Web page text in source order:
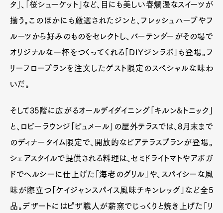
Pen international Pen tw
タ」、「桜シューケット」など、目にも美しい春爛漫なスイーツが
揃う。このほかにも厳選されたジンと、フレッシュハーブやフ
ルーツから好みのものをセレクトし、バーテンダーがその場で
オリジナルな一杯をつくってくれる「DIYジンラボ」も登場。フ
リーフロープランを注文したゲスト限定のスペシャルな味わ
いだ。
そして35階に広がるオールデイダイニング「キルン&トニック」
と、ロビーラウンジ「ビュメール」の屋外テラスでは、8月末まで
のディナータイム限定で、開放的なビアテラスプランが登場。
シェアスタイルで提供される料理は、セミドライトマトやアボガ
ドでヘルシーに仕上げた「海老のグリル」や、スパイシーな風
味が際立つ「ケイジャンスパイス風味チキンレッグ」など全5
品。デザートにはピザ職人が薪窯でじっくりと焼き上げた「リ